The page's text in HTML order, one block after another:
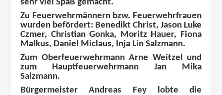
sehr viel Spaß gemacht.
Zu Feuerwehrmännern bzw. Feuerwehrfrauen
wurden befördert: Benedikt Christ, Jason Luke
Czmer, Christian Gonka, Moritz Hauer, Fiona
Malkus, Daniel Miclaus, Inja Lin Salzmann.
Zum Oberfeuerwehrmann Arne Weitzel und
zum Hauptfeuerwehrmann Jan Mika
Salzmann.
Bürgermeister Andreas Fey lobte die